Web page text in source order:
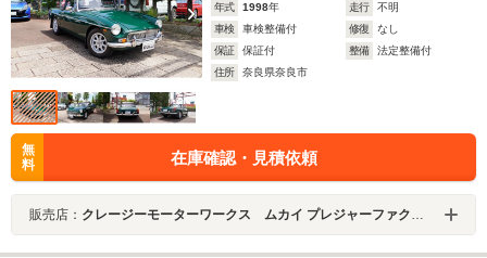
年式 1998年 走行
不明
車検
車検整備付 修復
なし
保証
保証付 整備
法定整備付
住所
奈良県奈良市
無
料
在庫確認・見積依頼
販売店： クレージーモーターワークス ムカイ プレジャーファクトリー